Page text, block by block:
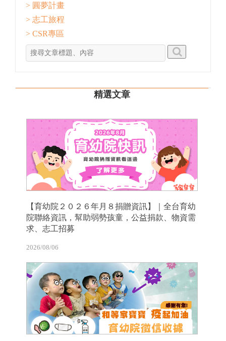
> 圓夢計畫
> 志工旅程
> CSR專區
精選文章
【育幼院２０２６年月８捐贈資訊】｜全台育幼
院聯絡資訊，幫助弱勢孩童，公益捐款、物資需
求、志工招募
2026/08/06